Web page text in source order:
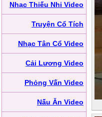
Nhạc Thiếu Nhi Video
Truyện Cổ Tích
Nhạc Tân Cổ Video
Cải Lương Video
Phỏng Vấn Video
Nấu Ăn Video